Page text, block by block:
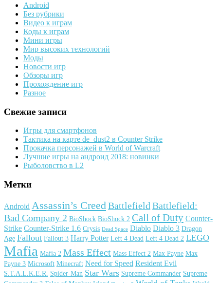
Android
Без рубрики
Видео к играм
Коды к играм
Мини игры
Мир высоких технологий
Моды
Новости игр
Обзоры игр
Прохождение игр
Разное
Свежие записи
Игры для смартфонов
Тактика на карте de_dust2 в Counter Strike
Прокачка персонажей в World of Warcraft
Лучшие игры на андроид 2018: новинки
Рыболовство в L2
Метки
Android Assassin’s Creed Battlefield Battlefield:
Bad Company 2 BioShock BioShock 2 Call of Duty Counter-
Strike Counter-Strike 1.6 Crysis Dead Space Diablo Diablo 3 Dragon
Age Fallout Fallout 3 Harry Potter Left 4 Dead Left 4 Dead 2 LEGO
Mafia Mafia 2 Mass Effect Mass Effect 2 Max Payne Max
Payne 3 Microsoft Minecraft Need for Speed Resident Evil
S.T.A.L.K.E.R. Spider-Man Star Wars Supreme Commander Supreme